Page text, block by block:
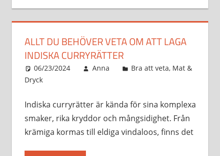
ALLT DU BEHÖVER VETA OM ATT LAGA
INDISKA CURRYRÄTTER
06/23/2024 Anna Bra att veta, Mat &
Dryck
Indiska curryrätter är kända för sina komplexa
smaker, rika kryddor och mångsidighet. Från
krämiga kormas till eldiga vindaloos, finns det